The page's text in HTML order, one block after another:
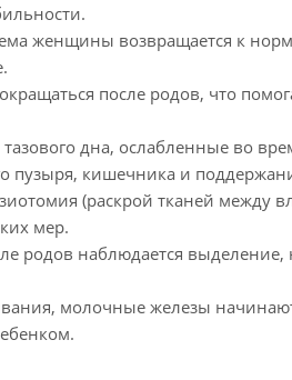
женщины возвращается к
после родов, что
дна, ослабленные во
кишечника и
(раскрой тканей между
мер.
родов наблюдается
молочные железы